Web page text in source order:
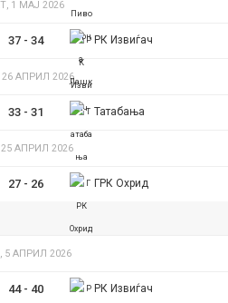
1 МАЈ 2026
37- 34 РК Извиѓач
26 АПРИЛ 2026
33- 31 Татабања
25 АПРИЛ 2026
27- 26 ГРК Охрид
5 АПРИЛ 2026
44- 40 РК Извиѓач